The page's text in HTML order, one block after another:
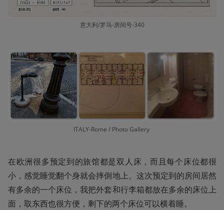
意大利/罗马-房间号-340
ITALY-Rome / Photo Gallery
在欧洲很多预定到的旅馆都是双人床，而且每个床位都很
小，感觉睡觉翻个身就会摔倒地上。这次预定到的房间居然
有多余的一个床位，我把外套和行李箱都放在多余的床位上
面，取东西也很方便，剩下的两个床位可以横着睡。